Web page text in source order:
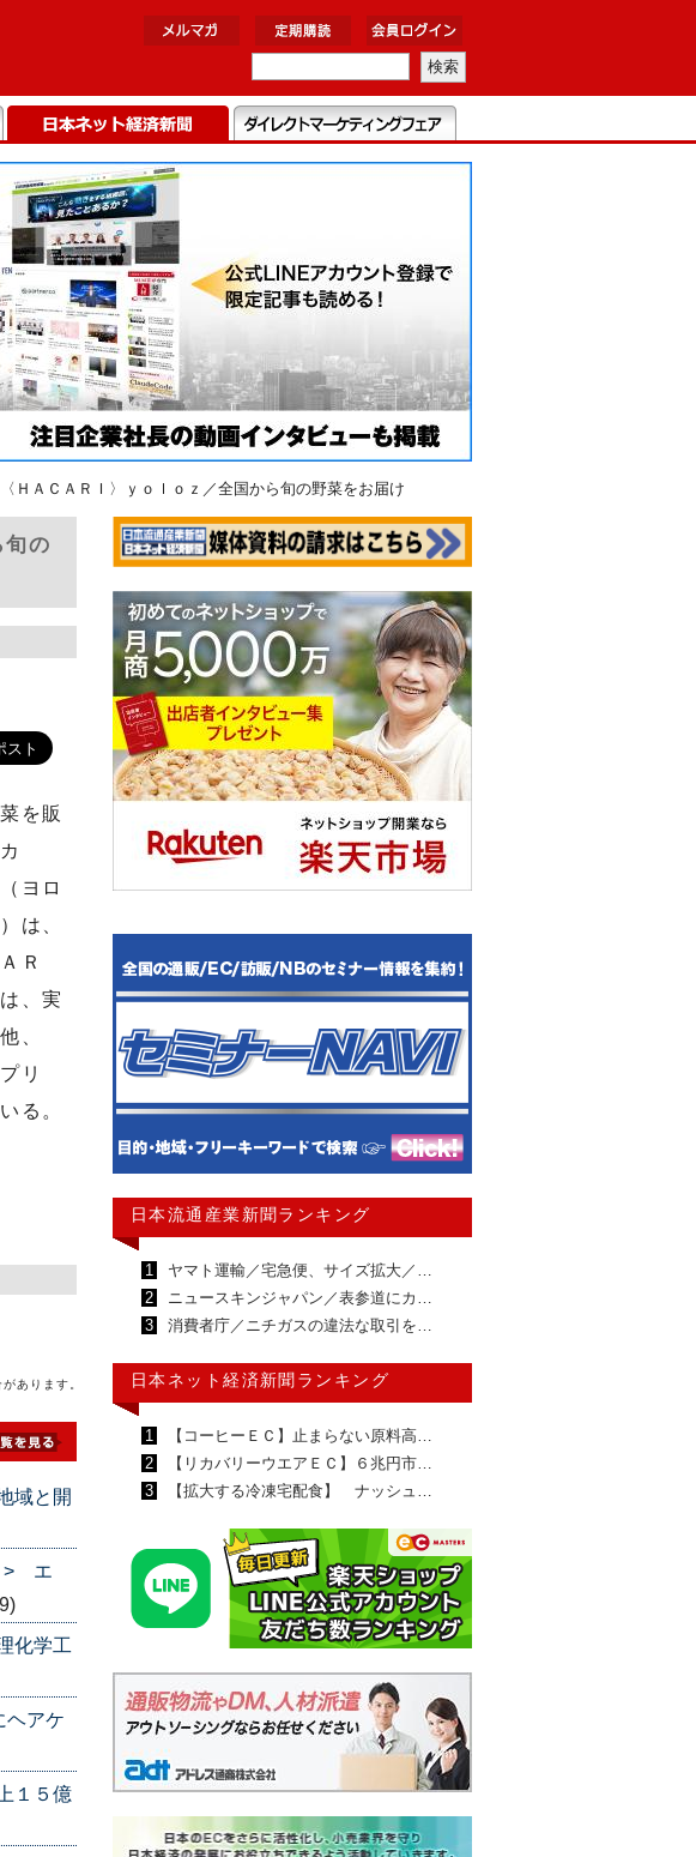
ＨＡＣＡＲＩ〉ｙｏｌｏｚ／全国から旬の野菜をお届け
旬の
を販
ヨロ
は、
Ｒ
、実
、
リ
る。
あります。
域と開
> エ
化学工
ヘアケ
１５億
日本流通産業新聞ランキング
1
ヤマト運輸／宅急便、サイズ拡大／…
2
ニュースキンジャパン／表参道にカ…
3
消費者庁／ニチガスの違法な取引を…
日本ネット経済新聞ランキング
1
【コーヒーＥＣ】止まらない原料高…
2
【リカバリーウエアＥＣ】６兆円市…
3
【拡大する冷凍宅配食】 ナッシュ…